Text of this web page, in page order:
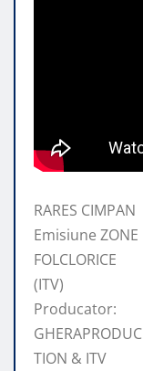
RARES CIMPAN
Emisiune ZONE
FOLCLORICE
(ITV)
Producator:
GHERAPRODUC
TION & ITV